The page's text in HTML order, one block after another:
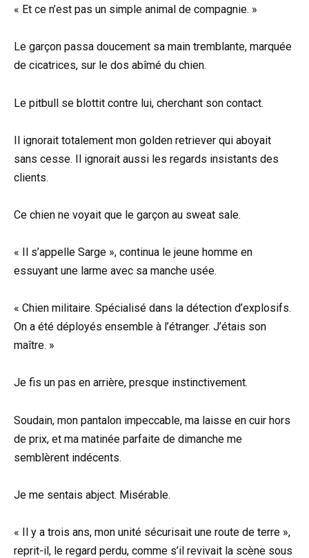
« Et ce n’est pas un simple animal de compagnie. »
Le garçon passa doucement sa main tremblante, marquée
de cicatrices, sur le dos abîmé du chien.
Le pitbull se blottit contre lui, cherchant son contact.
Il ignorait totalement mon golden retriever qui aboyait
sans cesse. Il ignorait aussi les regards insistants des
clients.
Ce chien ne voyait que le garçon au sweat sale.
« Il s’appelle Sarge », continua le jeune homme en
essuyant une larme avec sa manche usée.
« Chien militaire. Spécialisé dans la détection d’explosifs.
On a été déployés ensemble à l’étranger. J’étais son
maître. »
Je fis un pas en arrière, presque instinctivement.
Soudain, mon pantalon impeccable, ma laisse en cuir hors
de prix, et ma matinée parfaite de dimanche me
semblèrent indécents.
Je me sentais abject. Misérable.
« Il y a trois ans, mon unité sécurisait une route de terre »,
reprit-il, le regard perdu, comme s’il revivait la scène sous